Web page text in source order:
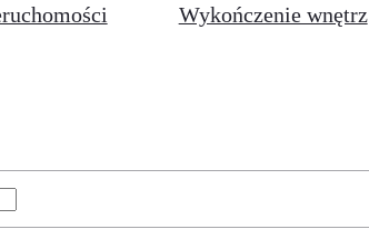
Wykończenie wnętrz